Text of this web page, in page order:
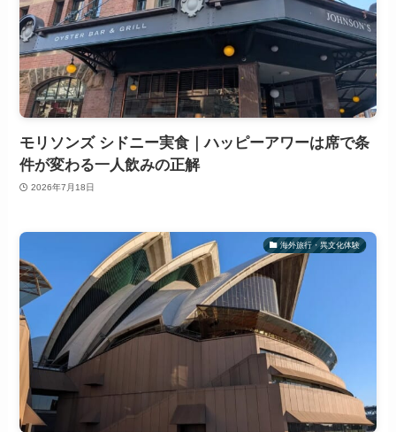
モリソンズ シドニー実食｜ハッピーアワーは席で条
件が変わる一人飲みの正解
2026年7月18日
海外旅行・異文化体験